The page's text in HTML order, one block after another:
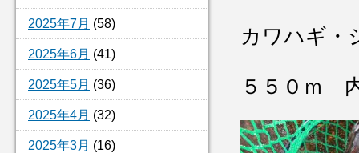
2025年7月 (58)
2025年6月 (41)
2025年5月 (36)
2025年4月 (32)
2025年3月 (16)
カワハギ・
５５０ｍ